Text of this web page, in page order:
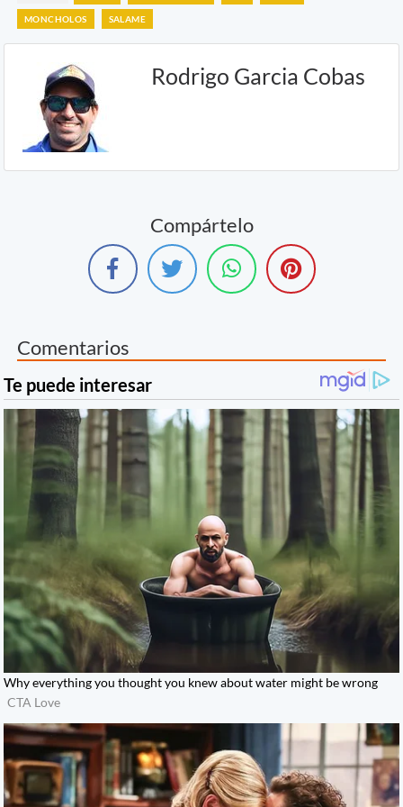
MONCHOLOS SALAME
Rodrigo Garcia Cobas
Compártelo
Comentarios